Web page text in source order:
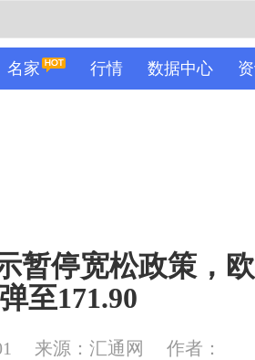
名家 行情 数据中心
暂停宽松政策，
至171.90
来源：汇通网 作者：